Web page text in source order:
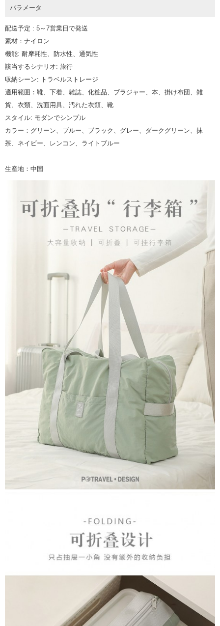
パラメータ
配送予定 : 5～7営業日で発送
素材：ナイロン
機能: 耐摩耗性、防水性、通気性
該当するシナリオ: 旅行
収納シーン: トラベルストレージ
適用範囲：靴、下着、雑誌、化粧品、ブラジャー、本、掛け布団、雑
貨、衣類、洗面用具、汚れた衣類、靴
スタイル: モダンでシンプル
カラー：グリーン、ブルー、ブラック、グレー、ダークグリーン、抹
茶、ネイビー、レンコン、ライトブルー
生産地：中国